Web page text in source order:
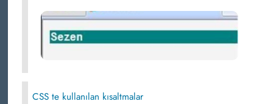
CSS te kullanılan kısaltmalar